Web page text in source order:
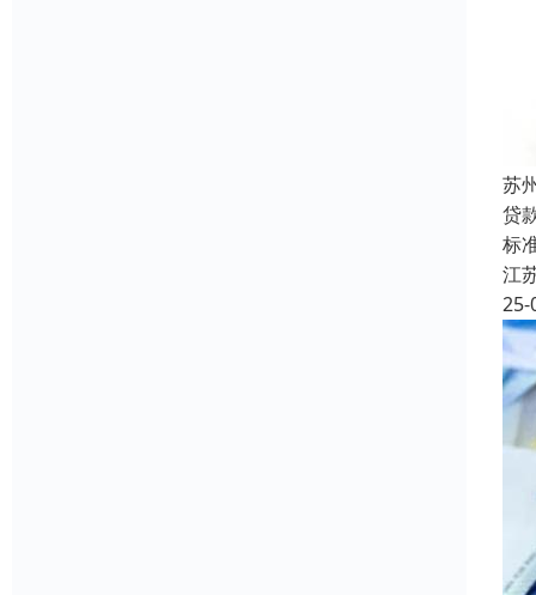
苏
贷
标
江
25-